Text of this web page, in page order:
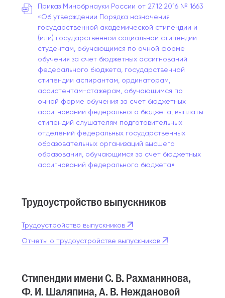
Приказ Минобрнауки России от 27.12.2016 № 1663
«Об утверждении Порядка назначения
государственной академической стипендии и
(или) государственной социальной стипендии
студентам, обучающимся по очной форме
обучения за счет бюджетных ассигнований
федерального бюджета, государственной
стипендии аспирантам, ординаторам,
ассистентам-стажерам, обучающимся по
очной форме обучения за счет бюджетных
ассигнований федерального бюджета, выплаты
стипендий слушателям подготовительных
отделений федеральных государственных
образовательных организаций высшего
образования, обучающимся за счет бюджетных
ассигнований федерального бюджета»
Трудоустройство выпускников
Трудоустройство выпускников
Отчеты о трудоустройстве выпускников
Стипендии имени С. В. Рахманинова,
Ф. И. Шаляпина, А. В. Неждановой